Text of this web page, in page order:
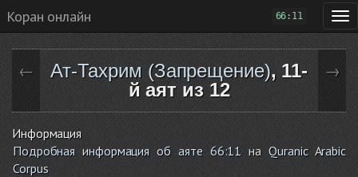
Коран онлайн 66:11
← Ат-Тахрим (Запрещение), 11-
й аят из 12
→
Информация
Подробная информация об аяте 66:11 на Quranic Arabic
Corpus